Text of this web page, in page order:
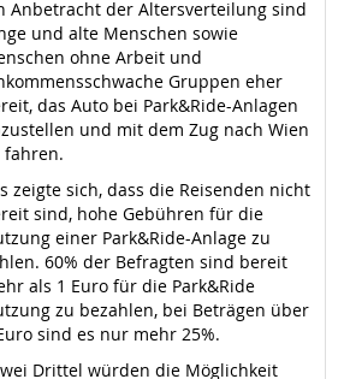
Anbetracht der Altersverteilung sind
und alte Menschen sowie
ohne Arbeit und
Gruppen eher
das Auto bei Park&Ride-Anlagen
und mit dem Zug nach Wien
fahren.
zeigte sich, dass die Reisenden nicht
sind, hohe Gebühren für die
einer Park&Ride-Anlage zu
60% der Befragten sind bereit
als 1 Euro für die Park&Ride
zu bezahlen, bei Beträgen über
sind es nur mehr 25%.
Drittel würden die Möglichkeit